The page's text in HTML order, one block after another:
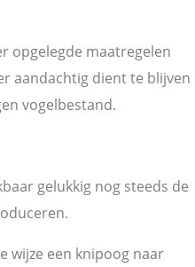
opgelegde maatregelen
aandachtig dient te blijven
vogelbestand.
gelukkig nog steeds de
wijze een knipoog naar